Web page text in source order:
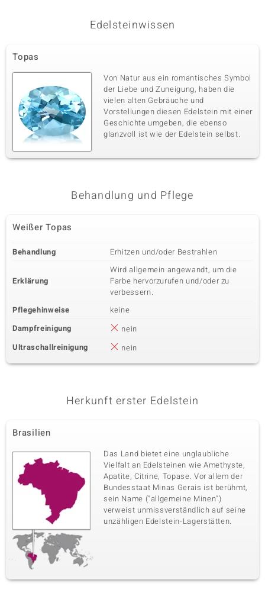
Edelsteinwissen
Topas
Von Natur aus ein romantisches Symbol
der Liebe und Zuneigung, haben die
vielen alten Gebräuche und
Vorstellungen diesen Edelstein mit einer
Geschichte umgeben, die ebenso
glanzvoll ist wie der Edelstein selbst.
Behandlung und Pflege
Weißer Topas
Behandlung Erhitzen und/oder Bestrahlen
Erklärung
Wird allgemein angewandt, um die
Farbe hervorzurufen und/oder zu
verbessern.
Pflegehinweise
keine
Dampfreinigung
nein
Ultraschallreinigung
nein
Herkunft erster Edelstein
Brasilien
Das Land bietet eine unglaubliche
Vielfalt an Edelsteinen wie Amethyste,
Apatite, Citrine, Topase. Vor allem der
Bundesstaat Minas Gerais ist berühmt,
sein Name ("allgemeine Minen")
verweist unmissverständlich auf seine
unzähligen Edelstein-Lagerstätten.